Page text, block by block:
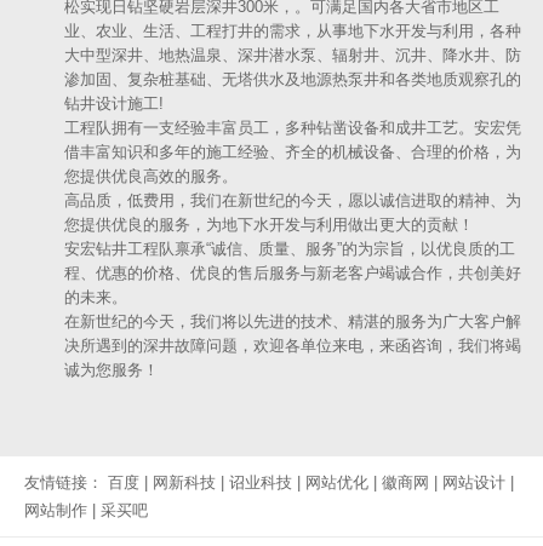
松实现日钻坚硬岩层深井300米，。可满足国内各大省市地区工
业、农业、生活、工程打井的需求，从事地下水开发与利用，各种
大中型深井、地热温泉、深井潜水泵、辐射井、沉井、降水井、防
渗加固、复杂桩基础、无塔供水及地源热泵井和各类地质观察孔的
钻井设计施工!
工程队拥有一支经验丰富员工，多种钻凿设备和成井工艺。安宏凭
借丰富知识和多年的施工经验、齐全的机械设备、合理的价格，为
您提供优良高效的服务。
高品质，低费用，我们在新世纪的今天，愿以诚信进取的精神、为
您提供优良的服务，为地下水开发与利用做出更大的贡献！
安宏钻井工程队禀承“诚信、质量、服务”的为宗旨，以优良质的工
程、优惠的价格、优良的售后服务与新老客户竭诚合作，共创美好
的未来。
在新世纪的今天，我们将以先进的技术、精湛的服务为广大客户解
决所遇到的深井故障问题，欢迎各单位来电，来函咨询，我们将竭
诚为您服务！
友情链接： 百度 | 网新科技 | 诏业科技 | 网站优化 | 徽商网 | 网站设计 |
网站制作 | 采买吧